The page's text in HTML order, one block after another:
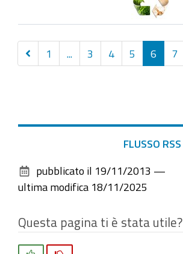
Precedenti
30
1 3 4 5 6 7
documento
FLUSSO RSS
pubblicato il 19/11/2013 —
ultima modifica 18/11/2025
Questa pagina ti è stata utile?